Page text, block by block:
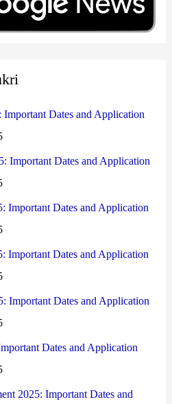
Dates and Application
Important Dates and Application
Important Dates and Application
Important Dates and Application
Important Dates and Application
Dates and Application
2025: Important Dates and